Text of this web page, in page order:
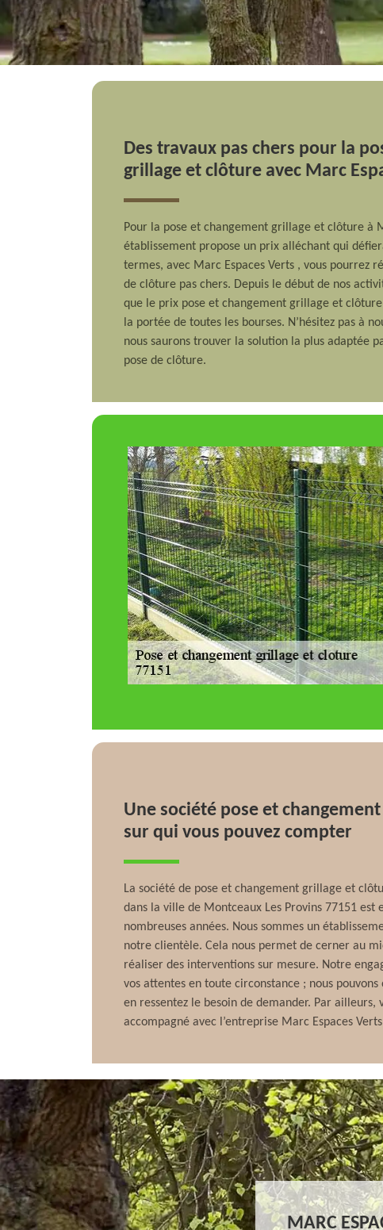
Des travaux pas chers pour la
grillage et clôture avec Marc
Pour la pose et changement grillage et clôture à
établissement propose un prix alléchant qui
termes, avec Marc Espaces Verts , vous pourrez
de clôture pas chers. Depuis le début de nos
que le prix pose et changement grillage et
la portée de toutes les bourses. N’hésitez pas à
nous saurons trouver la solution la plus adaptée
pose de clôture.
Une société pose et
sur qui vous pouvez compter
La société de pose et changement grillage et
dans la ville de Montceaux Les Provins 77151 est
nombreuses années. Nous sommes un
notre clientèle. Cela nous permet de cerner au
réaliser des interventions sur mesure. Notre
vos attentes en toute circonstance ; nous
en ressentez le besoin de demander. Par
accompagné avec l’entreprise Marc Espaces
MARC